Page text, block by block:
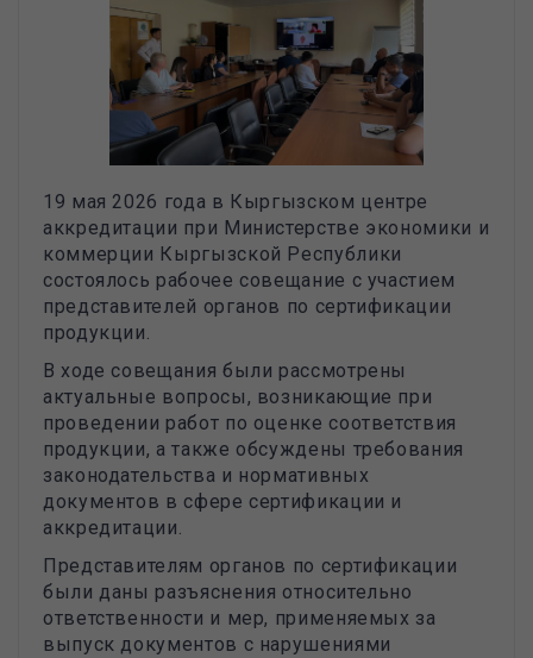
19 мая 2026 года в Кыргызском центре
аккредитации при Министерстве экономики и
коммерции Кыргызской Республики
состоялось рабочее совещание с участием
представителей органов по сертификации
продукции.
В ходе совещания были рассмотрены
актуальные вопросы, возникающие при
проведении работ по оценке соответствия
продукции, а также обсуждены требования
законодательства и нормативных
документов в сфере сертификации и
аккредитации.
Представителям органов по сертификации
были даны разъяснения относительно
ответственности и мер, применяемых за
выпуск документов с нарушениями